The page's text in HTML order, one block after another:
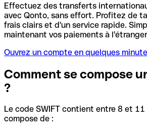
Effectuez des transferts
avec Qonto, sans effort. Profitez de
frais clairs et d'un service rapide.
maintenant vos paiements à
Ouvrez un compte en quelques
Comment se compose
?
Le code SWIFT contient entre 8 et
compose de :